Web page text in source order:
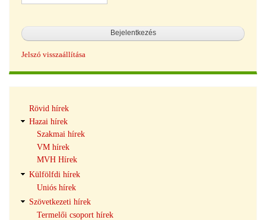
Jelszó visszaállítása
navigáció
Rövid hírek
Hazai hírek
Szakmai hírek
VM hírek
MVH Hírek
Külfölfdi hírek
Uniós hírek
Szövetkezeti hírek
Termelői csoport hírek